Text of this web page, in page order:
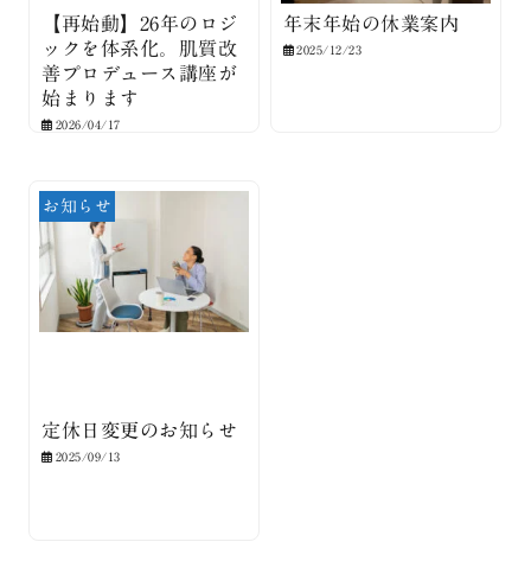
【再始動】26年のロジ
ックを体系化。肌質改
善プロデュース講座が
始まります
2026/04/17
年末年始の休業案内
2025/12/23
お知らせ
定休日変更のお知らせ
2025/09/13